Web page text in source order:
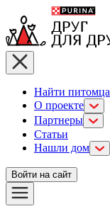
Найти питомца
О проекте
Партнеры
Статьи
Нашли дом
Войти на сайт